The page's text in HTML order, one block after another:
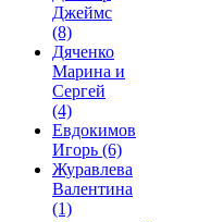
Джеймс
(8)
Дяченко
Марина и
Сергей
(4)
Евдокимов
Игорь (6)
Журавлева
Валентина
(1)